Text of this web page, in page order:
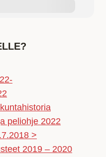
peliohje 2022
>
2019 – 2020